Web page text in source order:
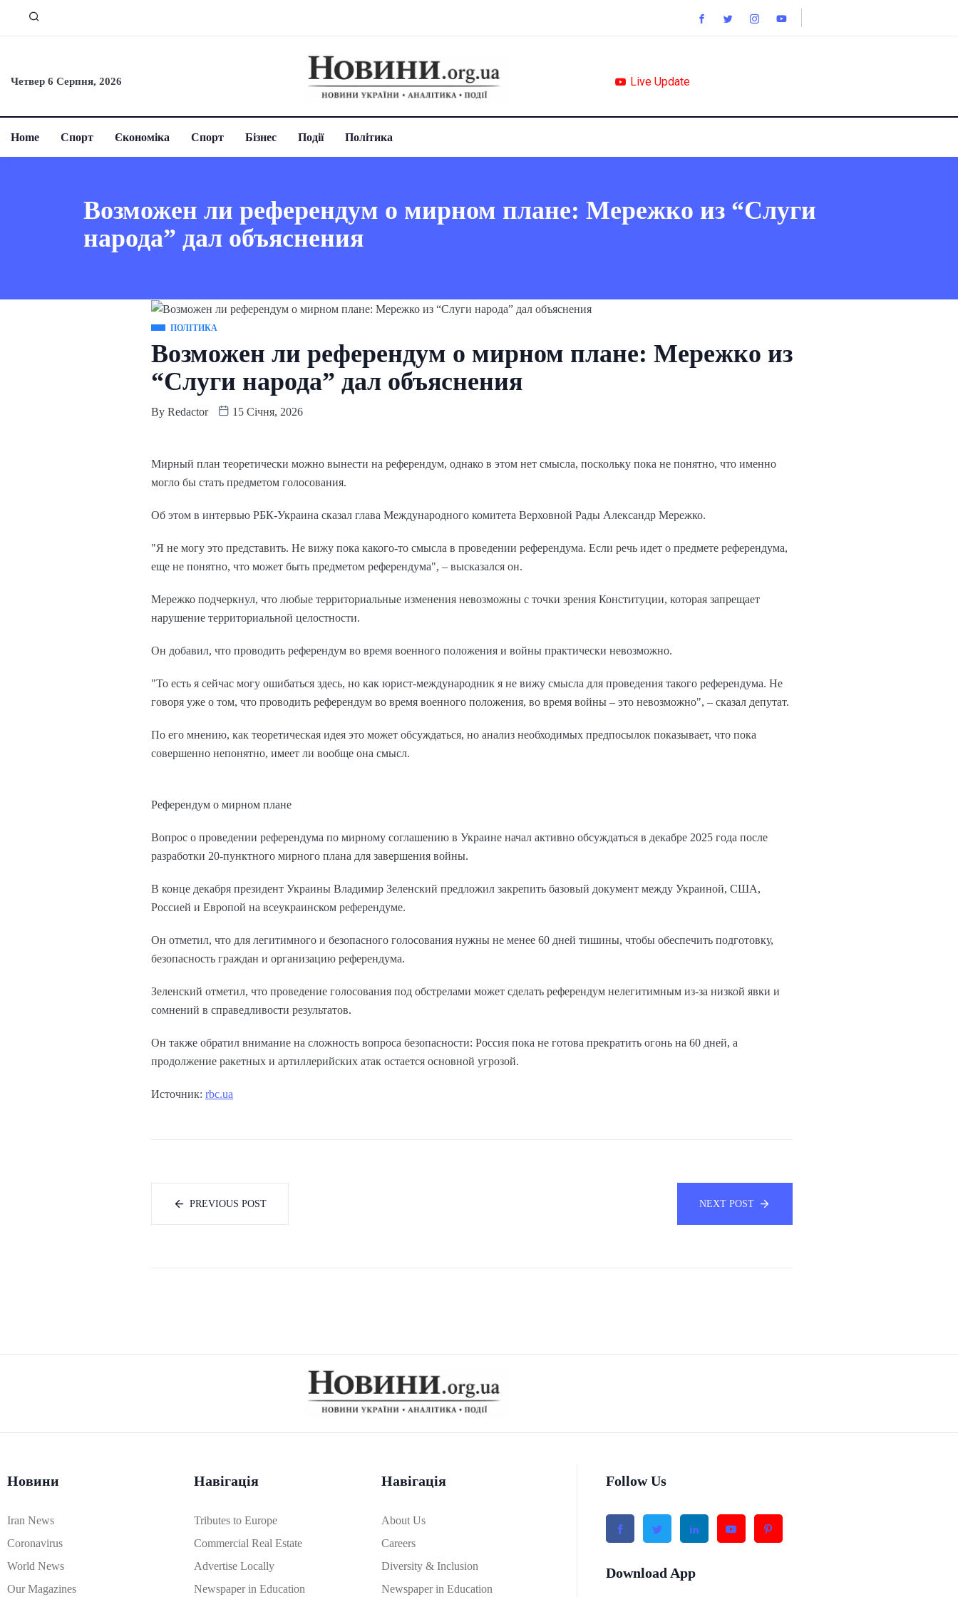
Четвер 6 Серпня, 2026 Live Update
Home Спорт Єкономіка Спорт Бізнес Події Політика
Возможен ли референдум о мирном плане: Мережко из “Слуги
народа” дал объяснения
ПОЛІТИКА
Возможен ли референдум о мирном плане: Мережко из
“Слуги народа” дал объяснения
By Redactor 15 Січня, 2026
Мирный план теоретически можно вынести на референдум, однако в этом нет смысла, поскольку пока не понятно, что именно
могло бы стать предметом голосования.
Об этом в интервью РБК-Украина сказал глава Международного комитета Верховной Рады Александр Мережко.
"Я не могу это представить. Не вижу пока какого-то смысла в проведении референдума. Если речь идет о предмете референдума,
еще не понятно, что может быть предметом референдума", – высказался он.
Мережко подчеркнул, что любые территориальные изменения невозможны с точки зрения Конституции, которая запрещает
нарушение территориальной целостности.
Он добавил, что проводить референдум во время военного положения и войны практически невозможно.
"То есть я сейчас могу ошибаться здесь, но как юрист-международник я не вижу смысла для проведения такого референдума. Не
говоря уже о том, что проводить референдум во время военного положения, во время войны – это невозможно", – сказал депутат.
По его мнению, как теоретическая идея это может обсуждаться, но анализ необходимых предпосылок показывает, что пока
совершенно непонятно, имеет ли вообще она смысл.
Референдум о мирном плане
Вопрос о проведении референдума по мирному соглашению в Украине начал активно обсуждаться в декабре 2025 года после
разработки 20-пунктного мирного плана для завершения войны.
В конце декабря президент Украины Владимир Зеленский предложил закрепить базовый документ между Украиной, США,
Россией и Европой на всеукраинском референдуме.
Он отметил, что для легитимного и безопасного голосования нужны не менее 60 дней тишины, чтобы обеспечить подготовку,
безопасность граждан и организацию референдума.
Зеленский отметил, что проведение голосования под обстрелами может сделать референдум нелегитимным из-за низкой явки и
сомнений в справедливости результатов.
Он также обратил внимание на сложность вопроса безопасности: Россия пока не готова прекратить огонь на 60 дней, а
продолжение ракетных и артиллерийских атак остается основной угрозой.
Источник: rbc.ua
PREVIOUS POST NEXT POST
Новини
Iran News
Coronavirus
World News
Our Magazines
Навігація
Tributes to Europe
Commercial Real Estate
Advertise Locally
Newspaper in Education
Навігація
About Us
Careers
Diversity & Inclusion
Newspaper in Education
Follow Us
Download App